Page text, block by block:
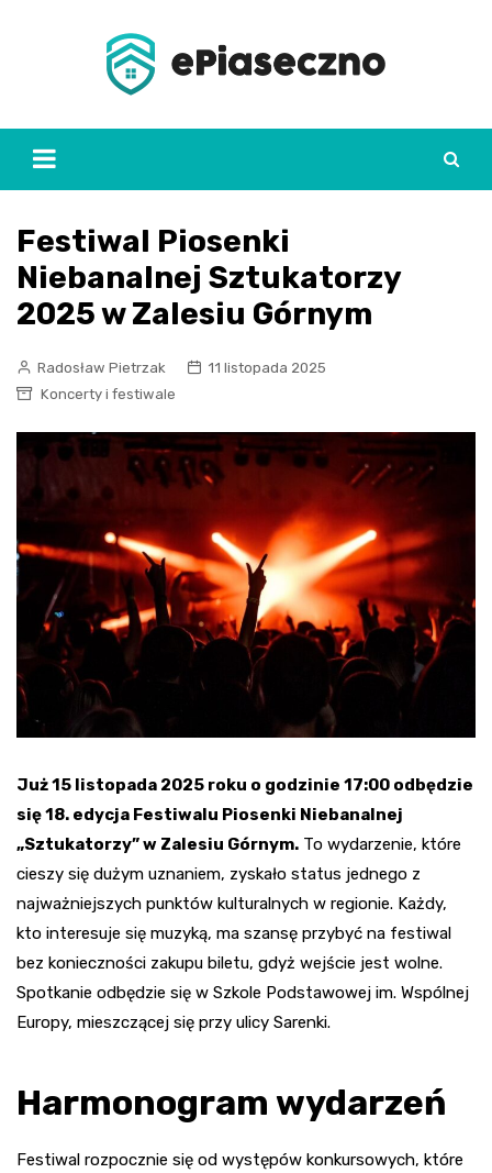
Festiwal Piosenki
Niebanalnej Sztukatorzy
2025 w Zalesiu Górnym
Radosław Pietrzak
11 listopada 2025
Koncerty i festiwale
Już 15 listopada 2025 roku o godzinie 17:00 odbędzie
się 18. edycja Festiwalu Piosenki Niebanalnej
„Sztukatorzy” w Zalesiu Górnym. To wydarzenie, które
cieszy się dużym uznaniem, zyskało status jednego z
najważniejszych punktów kulturalnych w regionie. Każdy,
kto interesuje się muzyką, ma szansę przybyć na festiwal
bez konieczności zakupu biletu, gdyż wejście jest wolne.
Spotkanie odbędzie się w Szkole Podstawowej im. Wspólnej
Europy, mieszczącej się przy ulicy Sarenki.
Harmonogram wydarzeń
Festiwal rozpocznie się od występów konkursowych, które